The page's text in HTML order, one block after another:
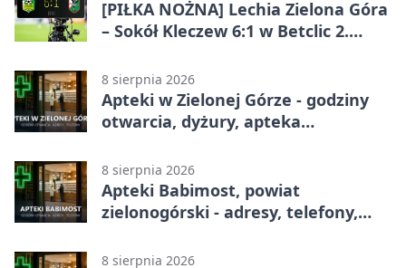
[PIŁKA NOŻNA] Lechia Zielona Góra
– Sokół Kleczew 6:1 w Betclic 2.
urządzili sobie festiwal strzelecki
8 sierpnia 2026
Apteki w Zielonej Górze - godziny
otwarcia, dyżury, apteka
8 sierpnia 2026
Apteki Babimost, powiat
zielonogórski - adresy, telefony,
8 sierpnia 2026